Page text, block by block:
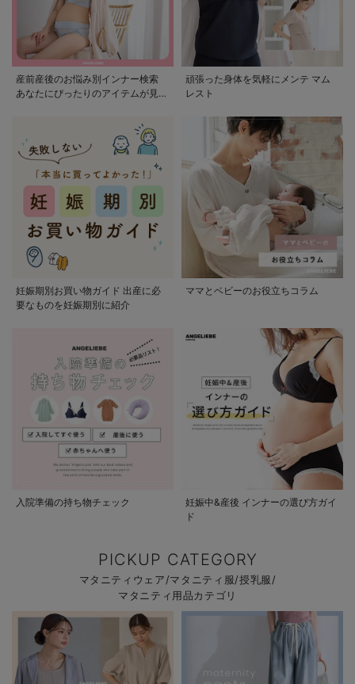
産前産後のお悩み別インナー検索
あなたにぴったりのアイテムが見つ
頑張った身体を気軽にメンテ マム
レスト
妊娠期別お買い物ガイド 出産に必
要なものを妊娠期別に紹介
ママとベビーのお役立ちコラム
入院準備の持ち物チェック
妊娠中&産後 インナーの選び方ガイ
ド
PICKUP CATEGORY
マタニティウェア/マタニティ服/授乳服/
マタニティ用品カテゴリ